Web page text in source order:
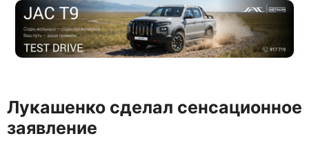
Лукашенко сделал сенсационное
заявление